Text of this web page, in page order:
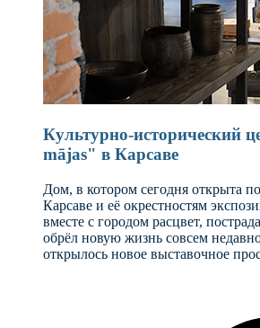
Культурно-исторический
mājas" в Карсаве
Дом, в котором сегодня открыта
Карсаве и её окрестностям
вместе с городом расцвет,
обрёл новую жизнь совсем
открылось новое выставочное